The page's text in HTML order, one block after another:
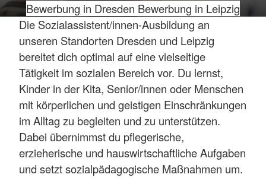
Bewerbung in Dresden Bewerbung in Leipzig
Die Sozialassistent/innen-Ausbildung an
unseren Standorten Dresden und Leipzig
bereitet dich optimal auf eine vielseitige
Tätigkeit im sozialen Bereich vor. Du lernst,
Kinder in der Kita, Senior/innen oder Menschen
mit körperlichen und geistigen Einschränkungen
im Alltag zu begleiten und zu unterstützen.
Dabei übernimmst du pflegerische,
erzieherische und hauswirtschaftliche Aufgaben
und setzt sozialpädagogische Maßnahmen um.